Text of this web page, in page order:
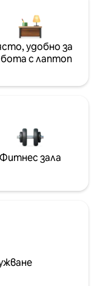
удобно за
с лаптоп
Фитнес зала